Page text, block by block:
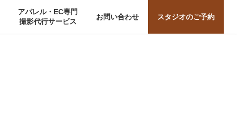
アパレル・EC専門
撮影代行サービス
お問い合わせ スタジオのご予約